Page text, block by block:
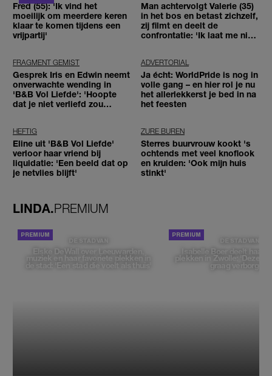
Fred (55): 'Ik vind het
moeilijk om meerdere keren
klaar te komen tijdens een
vrijpartij'
Man achtervolgt Valerie (35)
in het bos en betast zichzelf,
zij filmt en deelt de
confrontatie: 'Ik laat me niet
FRAGMENT GEMIST
Gesprek Iris en Edwin neemt
onverwachte wending in
'B&B Vol Liefde': 'Hoopte
dat je niet verliefd zou
ADVERTORIAL
Ja écht: WorldPride is nog in
volle gang – en hier rol je nu
het allerlekkerst je bed in na
het feesten
HEFTIG
Eline uit 'B&B Vol Liefde'
verloor haar vriend bij
liquidatie: 'Een beeld dat op
je netvlies blijft'
ZURE BUREN
Sterres buurvrouw kookt 's
ochtends met veel knoflook
en kruiden: 'Ook mijn huis
stinkt'
LINDA.PREMIUM
DE STAD VAN
Elske DeWall over Leeuwarden,
muziek en haar favoriete plekken in
de stad: 'Een stad die voelt als thuis'
DE STAD VAN
Isabelle Boer deelt haar
plekken in Zwolle: 'Deze
graag verborgen'